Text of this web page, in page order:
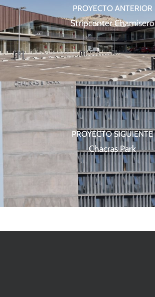
PROYECTO ANTERIOR
Stripcenter Chamisero
PROYECTO SIGUIENTE
Chacras Park